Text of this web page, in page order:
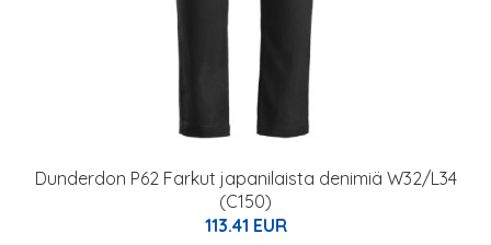
Dunderdon P62 Farkut japanilaista denimiä W32/L34
(C150)
113.41 EUR